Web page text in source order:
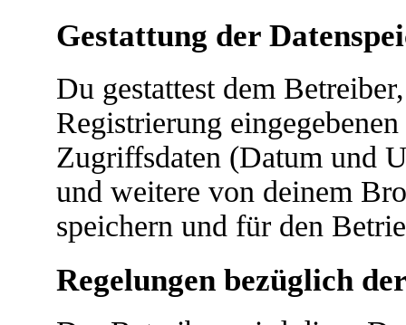
Gestattung der
Du gestattest dem
Registrierung
Zugriffsdaten (Datum und
und weitere von deinem
speichern und für den
Regelungen bezüglich